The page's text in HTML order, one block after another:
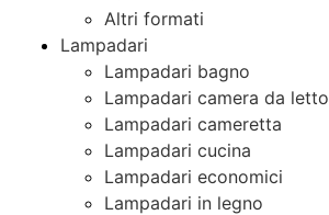
Altri formati
Lampadari
Lampadari bagno
Lampadari camera da letto
Lampadari cameretta
Lampadari cucina
Lampadari economici
Lampadari in legno